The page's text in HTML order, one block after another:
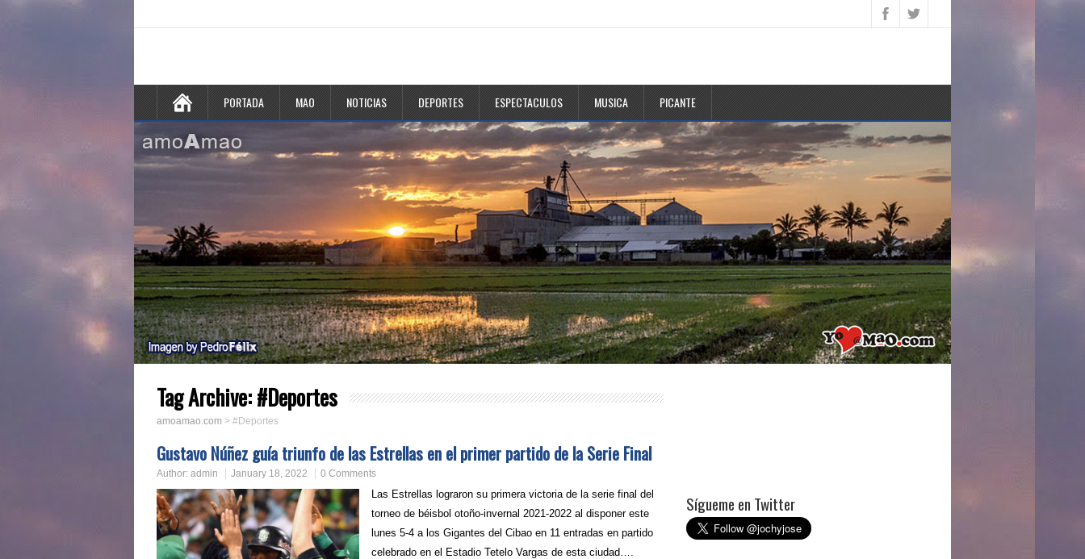
PORTADA MAO NOTICIAS DEPORTES ESPECTACULOS MUSICA PICANTE
Tag Archive:#Deportes
amoamao.com > #Deportes
Gustavo Núñez guía triunfo de las Estrellas en el primer partido de la Serie Final
Author: admin January 18, 2022 0 Comments
Las Estrellas lograron su primera victoria de la serie final del
torneo de béisbol otoño-invernal 2021-2022 al disponer este
lunes 5-4 a los Gigantes del Cibao en 11 entradas en partido
celebrado en el Estadio Tetelo Vargas de esta ciudad….
Sígueme en Twitter